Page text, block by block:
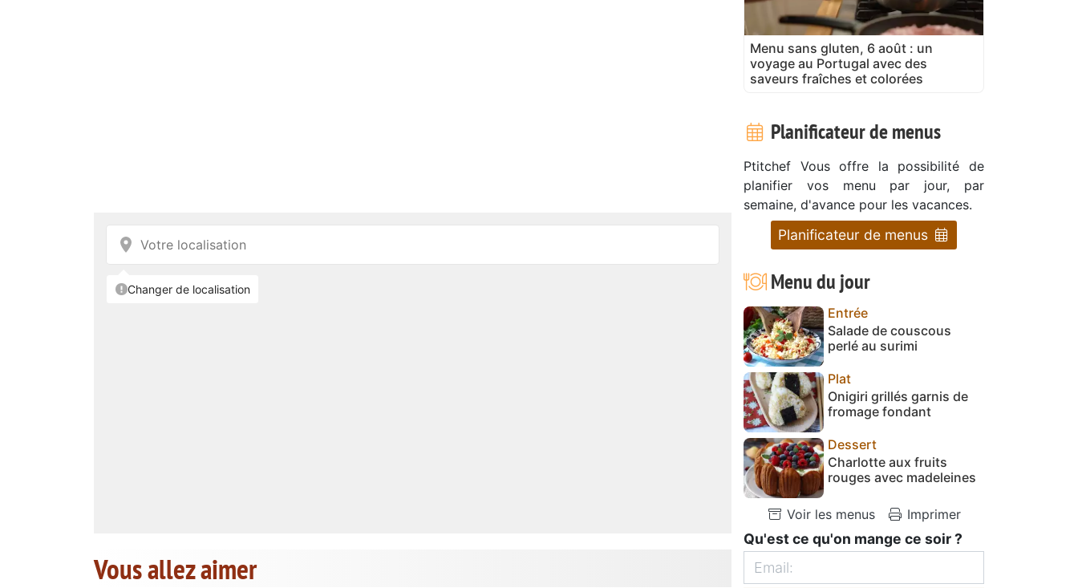
Vous allez aimer
Menu sans gluten, 6 août : un
voyage au Portugal avec des
saveurs fraîches et colorées
Planificateur de menus
Ptitchef Vous offre la possibilité de
planifier vos menu par jour, par
semaine, d'avance pour les vacances.
Planificateur de menus
Menu du jour
Entrée
Salade de couscous
perlé au surimi
Plat
Onigiri grillés garnis de
fromage fondant
Dessert
Charlotte aux fruits
rouges avec madeleines
Voir les menus Imprimer
Qu'est ce qu'on mange ce soir ?